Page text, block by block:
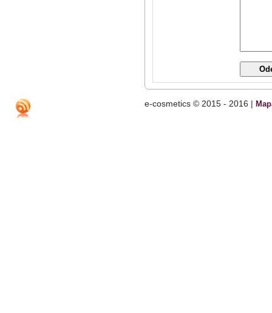
e-cosmetics © 2015 - 2016 |